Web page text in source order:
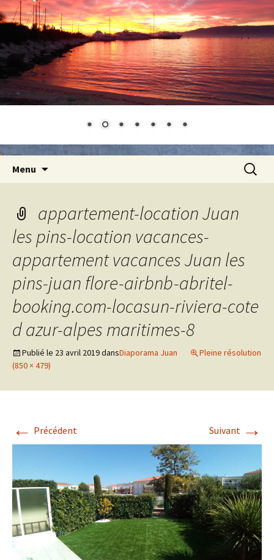
Menu
appartement-location Juan
les pins-location vacances-
appartement vacances Juan les
pins-juan flore-airbnb-abritel-
booking.com-locasun-riviera-cote
d azur-alpes maritimes-8
Publié le 23 avril 2019dansDiaporama Juan
Pleine résolution
(850 × 479)
← Précédent Suivant →